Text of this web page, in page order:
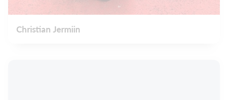
Christian Jermiin